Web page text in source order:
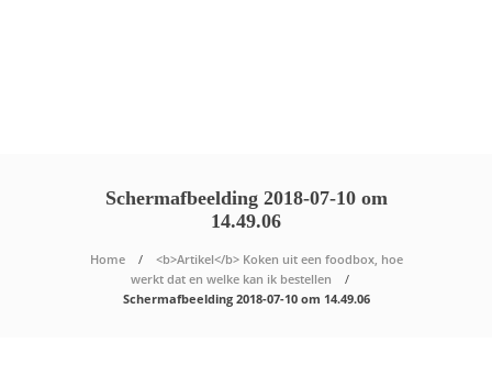
Schermafbeelding 2018-07-10 om
14.49.06
Home
<b>Artikel</b> Koken uit een foodbox, hoe
werkt dat en welke kan ik bestellen
Schermafbeelding 2018-07-10 om 14.49.06